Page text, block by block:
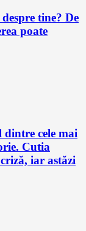
tine? De
poate
dintre cele mai
Cutia
iar astăzi